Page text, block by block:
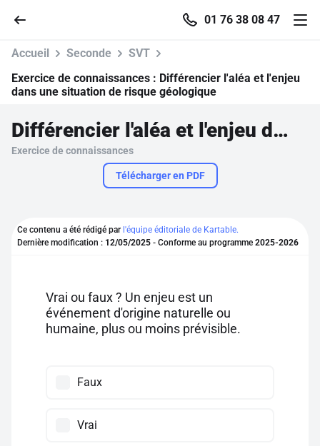
01 76 38 08 47
Parcourir
Se connecter
Pour profiter de 10 contenus offerts.
Accueil Seconde
SVT
Exercice de connaissances : Différencier l'aléa et l'enjeu
dans une situation de risque géologique
Différencier l'aléa et l'enjeu dans une situation de risque géologique
Exercice de connaissances
Télécharger en PDF
Ce contenu a été rédigé par l'équipe éditoriale de Kartable.
Dernière modification : 12/05/2025 - Conforme au programme 2025-2026
Vrai ou faux ? Un enjeu est un
événement d'origine naturelle ou
humaine, plus ou moins prévisible.
Faux
Vrai